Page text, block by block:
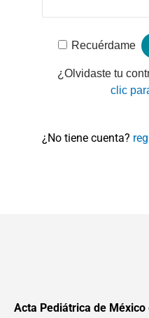
Recuérdame
¿Olvidaste tu
clic
¿No tiene cuenta?
Acta Pediátrica de México